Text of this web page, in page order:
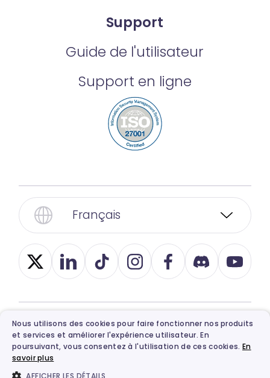
Support
Guide de l'utilisateur
Support en ligne
Français
© 2026, Vidnoz. Tous droits réservés.
Confidentialité,Conditions,EthicsetPolitique
Nous utilisons des cookies pour faire fonctionner nos produits
et services et améliorer l'expérience utilisateur. En
poursuivant, vous consentez à l'utilisation de ces cookies. En
savoir plus
AFFICHER LES DÉTAILS